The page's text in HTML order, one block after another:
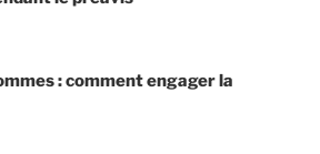
: comment engager la